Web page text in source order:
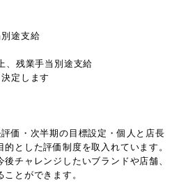
途支給
、残 業手当別途支給
定します
価・次半期の目標設定・個人と店長
とした評価制度を取入れています。
チャレンジしたいブランドや店舗、
とができます。